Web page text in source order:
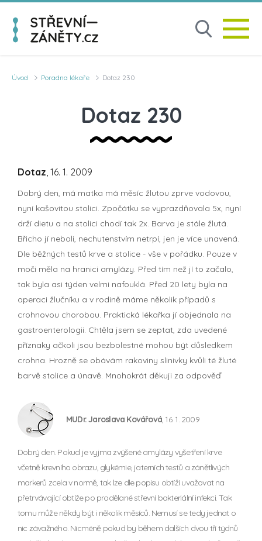
Úvod Poradna lékaře Dotaz 230
Dotaz 230
Dotaz, 16. 1. 2009
Dobrý den, má matka má měsíc žlutou zprve vodovou,
nyní kašovitou stolici. Zpočátku se vyprazdňovala 5x, nyní
drží dietu a na stolici chodí tak 2x. Barva je stále žlutá.
Břicho jí neboli, nechutenstvím netrpí, jen je více unavená.
Dle běžných testů krve a stolice - vše v pořádku. Pouze v
moči měla na hranici amylázy. Před tím než jí to začalo,
tak byla asi týden velmi nafouklá. Před 20 lety byla na
operaci žlučníku a v rodině máme několik případů s
crohnovou chorobou. Praktická lékařka jí objednala na
gastroenterologii. Chtěla jsem se zeptat, zda uvedené
příznaky ačkoli jsou bezbolestné mohou být důsledkem
crohna. Hrozně se obávám rakoviny slinivky kvůli té žluté
barvě stolice a únavě. Mnohokrát děkuji za odpověď
MUDr. Jaroslava Kovářová, 16. 1. 2009
Dobrý den. Pokud je vyjma zvýšené amylázy vyšetření krve
včetně krevního obrazu, glykémie, jaterních testů a zánětlivých
markerů zcela v normě, tak lze dle popisu obtíží uvažovat na
přetrvávající obtíže po prodělané střevní bakteriální infekci. Tak
tomu může někdy být i několik měsíců. Nemusí se tedy jednat o
nic závažného. Nicméně pokud by během dalších dvou tří týdnů